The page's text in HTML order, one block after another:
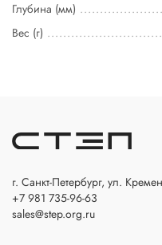
Глубина (мм)
Вес (г)
г. Санкт-Петербург, ул.
+7 981 735-96-63
sales@step.org.ru